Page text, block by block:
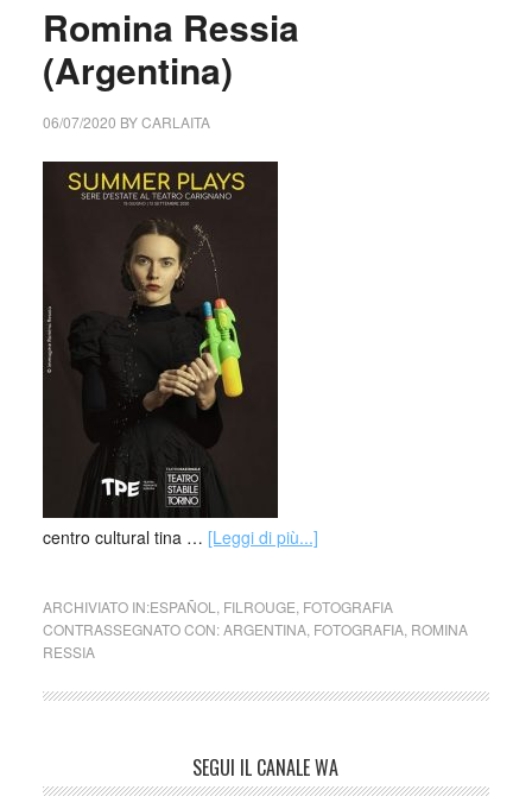
Romina Ressia
(Argentina)
06/07/2020 BYCARLAITA
centro cultural tina … [Leggi di più...]
ARCHIVIATO IN:ESPAÑOL FILROUGE FOTOGRAFIA
CONTRASSEGNATO CON:ARGENTINA, FOTOGRAFIA, ROMINA
RESSIA
SEGUI IL CANALE WA